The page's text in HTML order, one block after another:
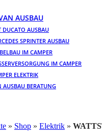
AUSBAU
DUCATO AUSBAU
SPRINTER AUSBAU
IM CAMPER
IM CAMPER
ELEKTRIK
AUSBAU BERATUNG
» Shop » Elektrik »